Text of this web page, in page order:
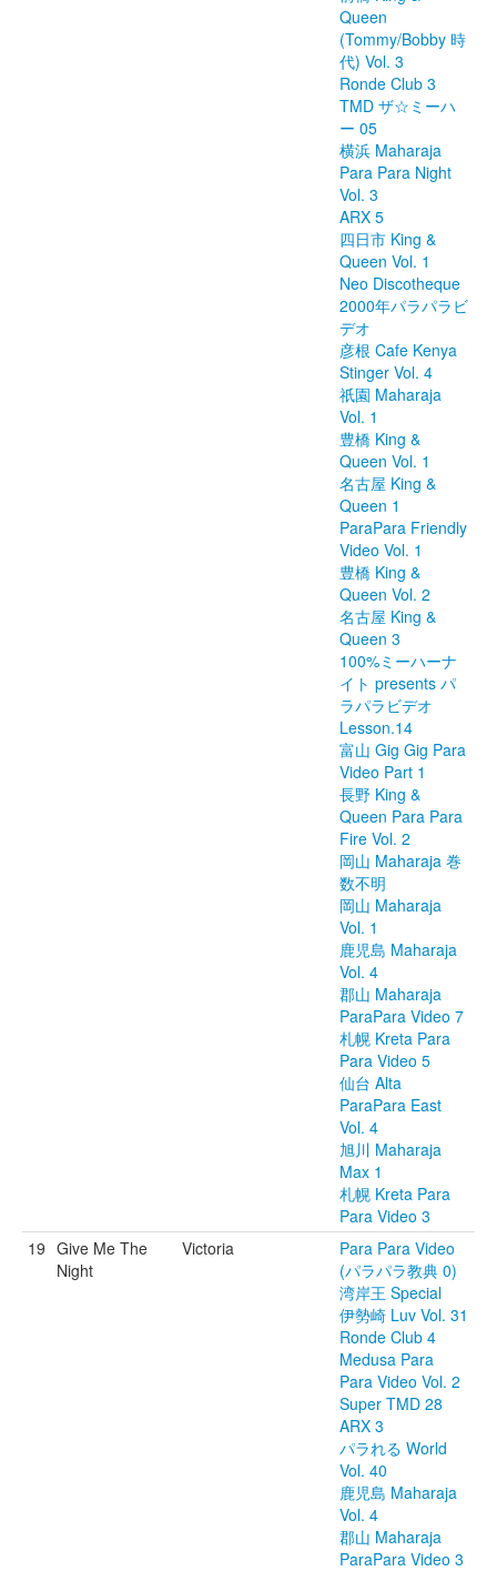
Queen
(Tommy/Bobby 時
代) Vol. 3
Ronde Club 3
TMD ザ☆ミーハ
ー 05
横浜 Maharaja
Para Para Night
Vol. 3
ARX 5
四日市 King &
Queen Vol. 1
Neo Discotheque
2000年パラパラビ
デオ
彦根 Cafe Kenya
Stinger Vol. 4
祇園 Maharaja
Vol. 1
豊橋 King &
Queen Vol. 1
名古屋 King &
Queen 1
ParaPara Friendly
Video Vol. 1
豊橋 King &
Queen Vol. 2
名古屋 King &
Queen 3
100%ミーハーナ
イト presents パ
ラパラビデオ
Lesson.14
富山 Gig Gig Para
Video Part 1
長野 King &
Queen Para Para
Fire Vol. 2
岡山 Maharaja 巻
数不明
岡山 Maharaja
Vol. 1
鹿児島 Maharaja
Vol. 4
郡山 Maharaja
ParaPara Video 7
札幌 Kreta Para
Para Video 5
仙台 Alta
ParaPara East
Vol. 4
旭川 Maharaja
Max 1
札幌 Kreta Para
Para Video 3
19 Give Me The
Night
Victoria
Para Para Video
(パラパラ教典 0)
湾岸王 Special
伊勢崎 Luv Vol. 31
Ronde Club 4
Medusa Para
Para Video Vol. 2
Super TMD 28
ARX 3
パラれる World
Vol. 40
鹿児島 Maharaja
Vol. 4
郡山 Maharaja
ParaPara Video 3